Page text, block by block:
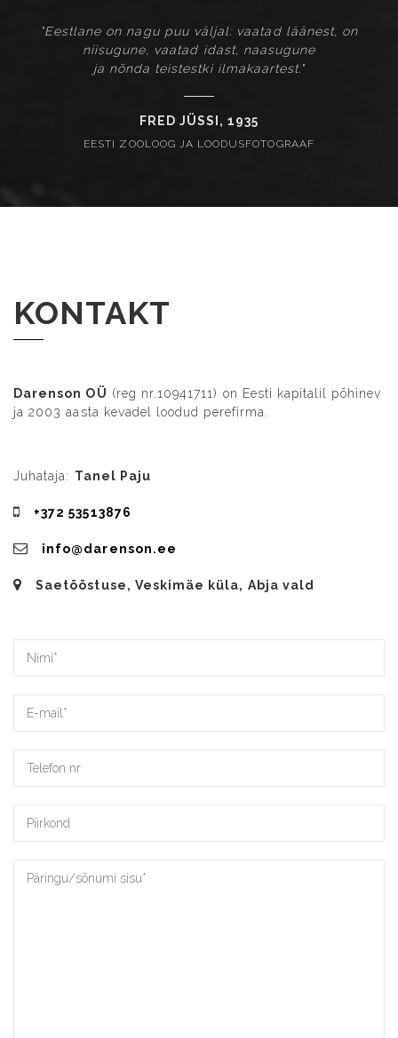
"Eestlane on nagu puu väljal: vaatad läänest, on
niisugune, vaatad idast, naasugune
ja nõnda teistestki ilmakaartest."
FRED JÜSSI, 1935
EESTI ZOOLOOG JA LOODUSFOTOGRAAF
KONTAKT
Darenson OÜ (reg nr.10941711) on Eesti kapitalil põhinev
ja 2003 aasta kevadel loodud perefirma.
Juhataja: Tanel Paju
+372 53513876
info@darenson.ee
Saetööstuse, Veskimäe küla, Abja vald